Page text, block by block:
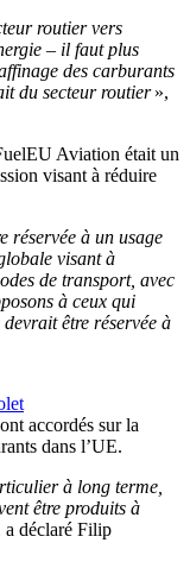
routier vers
– il faut plus
des carburants
du secteur routier»,
Aviation était un
visant à réduire
réservée à un usage
visant à
de transport, avec
à ceux qui
être réservée à
accordés sur la
dans l’UE.
à long terme,
être produits à
a déclaré Filip